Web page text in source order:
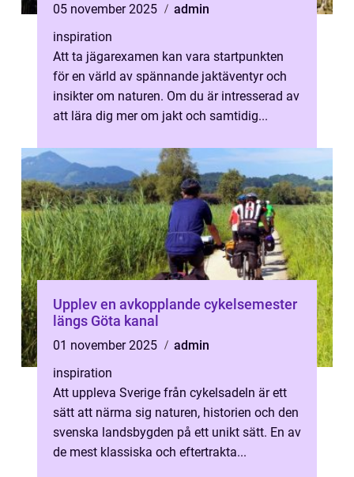
05 november 2025
admin
inspiration
Att ta jägarexamen kan vara startpunkten
för en värld av spännande jaktäventyr och
insikter om naturen. Om du är intresserad av
att lära dig mer om jakt och samtidig...
Upplev en avkopplande cykelsemester
längs Göta kanal
01 november 2025
admin
inspiration
Att uppleva Sverige från cykelsadeln är ett
sätt att närma sig naturen, historien och den
svenska landsbygden på ett unikt sätt. En av
de mest klassiska och eftertrakta...